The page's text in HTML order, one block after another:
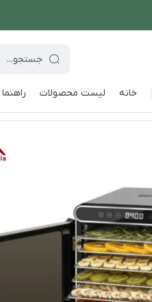
خانه لیست محصولات راهنما
دستگاه های غذاساز میوه خشک